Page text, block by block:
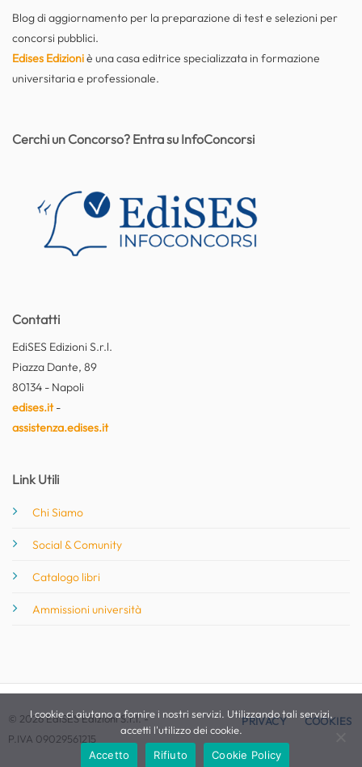
Blog di aggiornamento per la preparazione di test e selezioni per
concorsi pubblici.
Edises Edizioniè una casa editrice specializzata in formazione
universitaria e professionale.
Contatti
EdiSES Edizioni S.r.l.
Piazza Dante, 89
80134 - Napoli
edises.it-
assistenza.edises.it
Link Utili
Chi Siamo
Social & Comunity
Catalogo libri
Ammissioni università
Cerchi un Concorso? Entra su InfoConcorsi
© 2026 EdiSES Edizioni S.r.l. -
P.IVA 09029561215
PRIVACY COOKIES
I cookie ci aiutano a fornire i nostri servizi. Utilizzando tali servizi,
accetti l'utilizzo dei cookie.
Accetto
Rifiuto Cookie Policy